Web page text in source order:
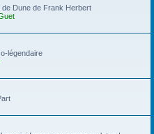
Dune de Frank Herbert
légendaire